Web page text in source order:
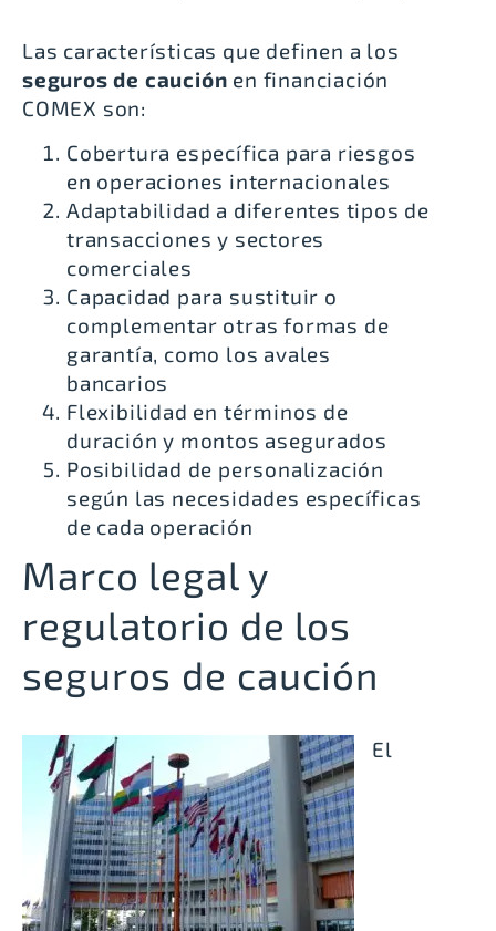
Las características que definen a los
seguros de caución en financiación
COMEX son:
Cobertura específica para riesgos
en operaciones internacionales
Adaptabilidad a diferentes tipos de
transacciones y sectores
comerciales
Capacidad para sustituir o
complementar otras formas de
garantía, como los avales
bancarios
Flexibilidad en términos de
duración y montos asegurados
Posibilidad de personalización
según las necesidades específicas
de cada operación
Marco legal y
regulatorio de los
seguros de caución
El